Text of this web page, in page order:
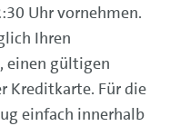
Uhr vornehmen.
Ihren
einen gültigen
Kreditkarte. Für die
einfach innerhalb